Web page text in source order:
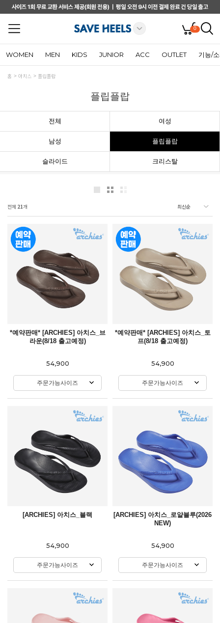
0
WOMEN MEN KIDS JUNIOR ACC OUTLET 기능/
홈 아치스 플립플랍
플립플랍
전체 여성
남성 플립플랍
슬라이드 크리스탈
전체 21개
*예약판매* [ARCHIES] 아치스_브
라운(8/18 출고예정)
54,900
주문가능사이즈
*예약판매* [ARCHIES] 아치스_토
프(8/18 출고예정)
54,900
주문가능사이즈
[ARCHIES] 아치스_블랙
54,900
주문가능사이즈
[ARCHIES] 아치스_로얄블루(2026
NEW)
54,900
주문가능사이즈